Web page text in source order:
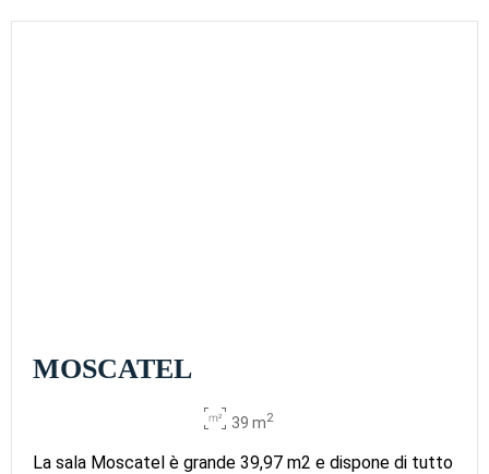
MOSCATEL
39 m2
La sala Moscatel è grande 39,97 m2 e dispone di tutto